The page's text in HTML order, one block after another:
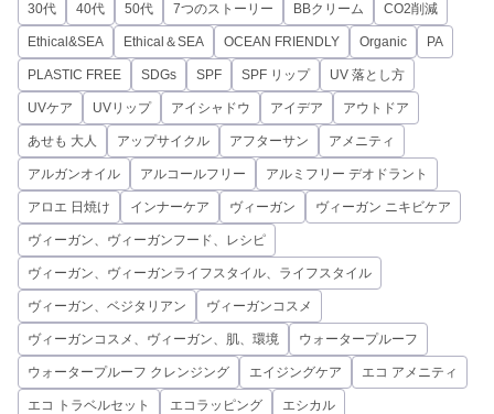
30代 40代 50代 7つのストーリー BBクリーム CO2削減
Ethical&SEA Ethical＆SEA OCEAN FRIENDLY Organic PA
PLASTIC FREE SDGs SPF SPF リップ UV 落とし方
UVケア UVリップ アイシャドウ アイデア アウトドア
あせも 大人 アップサイクル アフターサン アメニティ
アルガンオイル アルコールフリー アルミフリー デオドラント
アロエ 日焼け インナーケア ヴィーガン ヴィーガン ニキビケア
ヴィーガン、ヴィーガンフード、レシピ
ヴィーガン、ヴィーガンライフスタイル、ライフスタイル
ヴィーガン、ベジタリアン ヴィーガンコスメ
ヴィーガンコスメ、ヴィーガン、肌、環境 ウォータープルーフ
ウォータープルーフ クレンジング エイジングケア エコ アメニティ
エコ トラベルセット エコラッピング エシカル